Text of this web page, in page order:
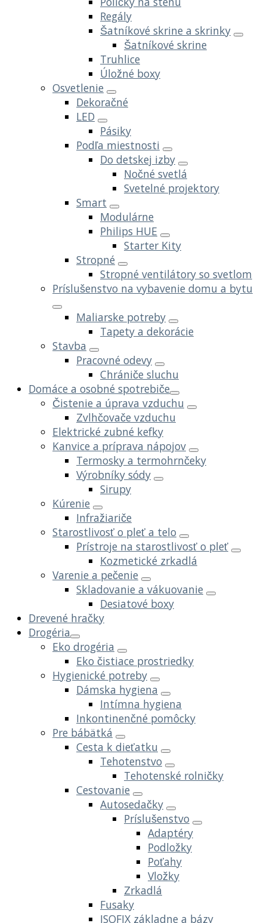
Regály
Šatníkové skrine a skrinky
Šatníkové skrine
Truhlice
Úložné boxy
Osvetlenie
Dekoračné
LED
Pásiky
Podľa miestnosti
Do detskej izby
Nočné svetlá
Svetelné projektory
Smart
Modulárne
Philips HUE
Starter Kity
Stropné
Stropné ventilátory so svetlom
Príslušenstvo na vybavenie domu a bytu
Maliarske potreby
Tapety a dekorácie
Stavba
Pracovné odevy
Chrániče sluchu
Domáce a osobné spotrebiče
Čistenie a úprava vzduchu
Zvlhčovače vzduchu
Elektrické zubné kefky
Kanvice a príprava nápojov
Termosky a termohrnčeky
Výrobníky sódy
Sirupy
Kúrenie
Infražiariče
Starostlivosť o pleť a telo
Prístroje na starostlivosť o pleť
Kozmetické zrkadlá
Varenie a pečenie
Skladovanie a vákuovanie
Desiatové boxy
Drevené hračky
Drogéria
Eko drogéria
Eko čistiace prostriedky
Hygienické potreby
Dámska hygiena
Intímna hygiena
Inkontinenčné pomôcky
Pre bábätká
Cesta k dieťatku
Tehotenstvo
Tehotenské rolničky
Cestovanie
Autosedačky
Príslušenstvo
Adaptéry
Podložky
Poťahy
Vložky
Zrkadlá
Fusaky
ISOFIX základne a bázy